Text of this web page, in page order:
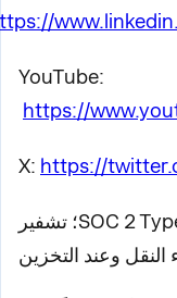
https://
YouTube:
https://
X:https://
الامتثال: حاصلة على شهادة SOC 2 Type II؛ تشفير
النقل وعند التخزين